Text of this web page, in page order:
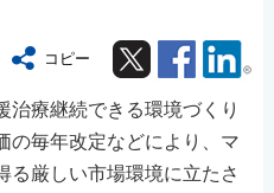
コピー Twitter Facebook
治療継続できる環境づくり
の毎年改定などにより、マ
る厳しい市場環境に立たさ